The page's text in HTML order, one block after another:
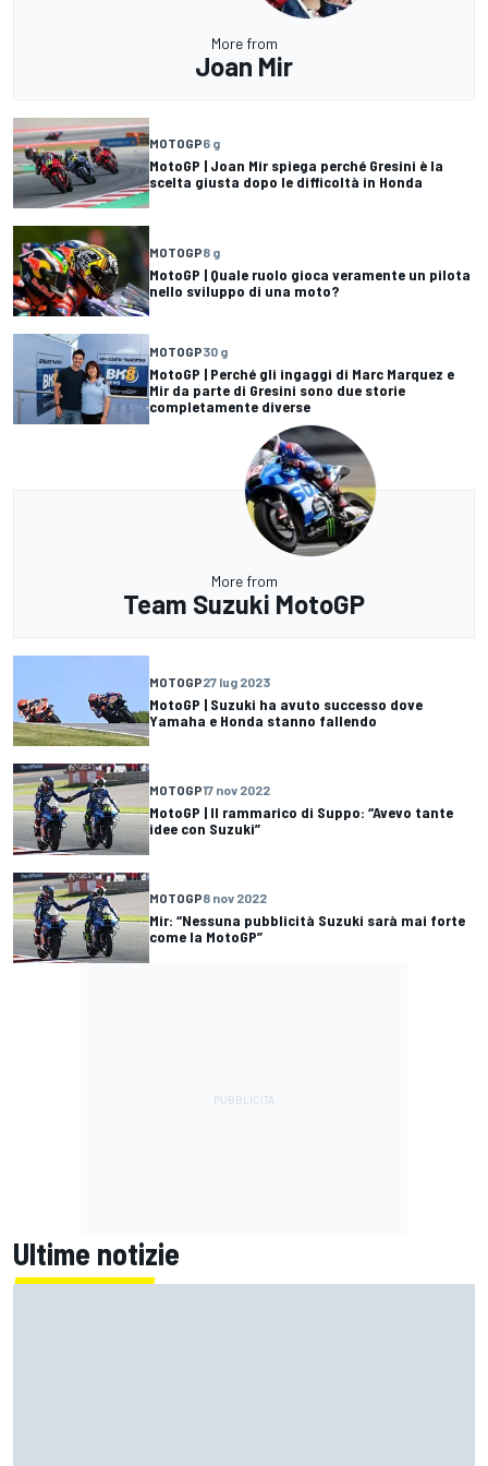
More from
Joan Mir
MOTOGP6 g
MotoGP | Joan Mir spiega perché Gresini è la
scelta giusta dopo le difficoltà in Honda
MOTOGP8 g
MotoGP | Quale ruolo gioca veramente un pilota
nello sviluppo di una moto?
MOTOGP30 g
MotoGP | Perché gli ingaggi di Marc Marquez e
Mir da parte di Gresini sono due storie
completamente diverse
More from
Team Suzuki MotoGP
MOTOGP27 lug 2023
MotoGP | Suzuki ha avuto successo dove
Yamaha e Honda stanno fallendo
MOTOGP17 nov 2022
MotoGP | Il rammarico di Suppo: “Avevo tante
idee con Suzuki”
MOTOGP8 nov 2022
Mir: “Nessuna pubblicità Suzuki sarà mai forte
come la MotoGP”
Ultime notizie